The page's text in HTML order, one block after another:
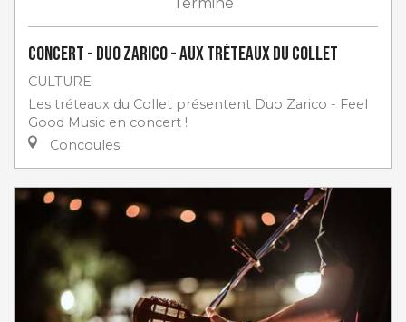
Concert - Duo Zarico - aux Tréteaux du Collet
CULTURE
Les tréteaux du Collet présentent Duo Zarico - Feel
Good Music en concert !
Concoules